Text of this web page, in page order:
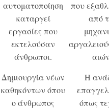
αυτοματοποίηση
καταργεί
εργασίες που
εκτελούσαν
άνθρωποι.
που
από
Δημιουργία νέων
καθηκόντων όπου
ο άνθρωπος
Η
όπως